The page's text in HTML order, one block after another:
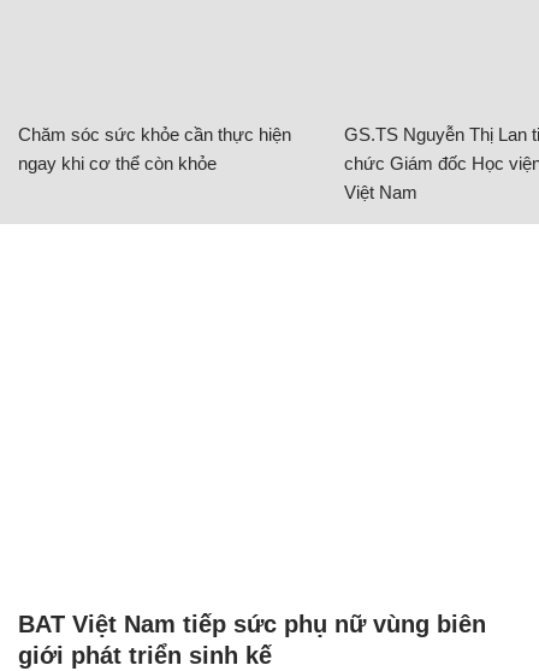
Chăm sóc sức khỏe cần thực hiện
ngay khi cơ thể còn khỏe
GS.TS Nguyễn Thị Lan
chức Giám đốc Học
Việt Nam
BAT Việt Nam tiếp sức phụ nữ vùng biên
giới phát triển sinh kế